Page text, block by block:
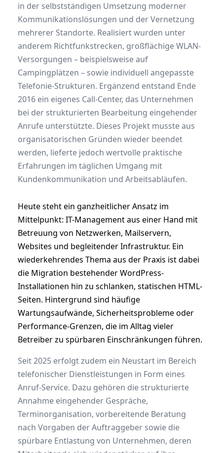
in der selbstständigen Umsetzung moderner
Kommunikationslösungen und der Vernetzung
mehrerer Standorte. Realisiert wurden unter
anderem Richtfunkstrecken, großflächige WLAN-
Versorgungen – beispielsweise auf
Campingplätzen – sowie individuell angepasste
Telefonie-Strukturen. Ergänzend entstand Ende
2016 ein eigenes Call-Center, das Unternehmen
bei der strukturierten Bearbeitung eingehender
Anrufe unterstützte. Dieses Projekt musste aus
organisatorischen Gründen wieder beendet
werden, lieferte jedoch wertvolle praktische
Erfahrungen im täglichen Umgang mit
Kundenkommunikation und Arbeitsabläufen.
Heute steht ein ganzheitlicher Ansatz im
Mittelpunkt: IT-Management aus einer Hand mit
Betreuung von Netzwerken, Mailservern,
Websites und begleitender Infrastruktur. Ein
wiederkehrendes Thema aus der Praxis ist dabei
die Migration bestehender WordPress-
Installationen hin zu schlanken, statischen HTML-
Seiten. Hintergrund sind häufige
Wartungsaufwände, Sicherheitsprobleme oder
Performance-Grenzen, die im Alltag vieler
Betreiber zu spürbaren Einschränkungen führen.
Seit 2025 erfolgt zudem ein Neustart im Bereich
telefonischer Dienstleistungen in Form eines
Anruf-Service. Dazu gehören die strukturierte
Annahme eingehender Gespräche,
Terminorganisation, vorbereitende Beratung
nach Vorgaben der Auftraggeber sowie die
spürbare Entlastung von Unternehmen, deren